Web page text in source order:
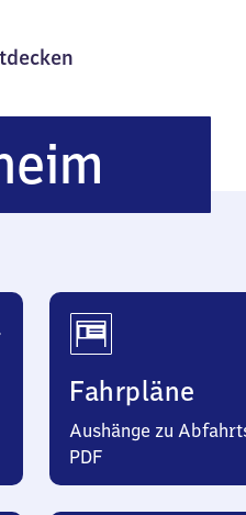
Fahrpläne
Aushänge zu
PDF